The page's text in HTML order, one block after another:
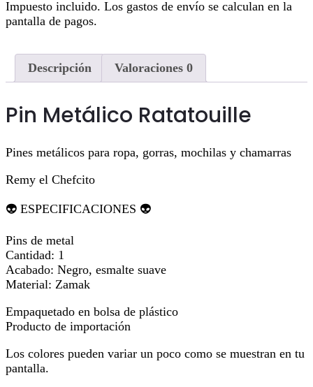
Impuesto incluido. Los gastos de envío se calculan en la
pantalla de pagos.
Descripción Valoraciones 0
Pin Metálico Ratatouille
Pines metálicos para ropa, gorras, mochilas y chamarras
Remy el Chefcito
👽 ESPECIFICACIONES 👽
Pins de metal
Cantidad: 1
Acabado: Negro, esmalte suave
Material: Zamak
Empaquetado en bolsa de plástico
Producto de importación
Los colores pueden variar un poco como se muestran en tu
pantalla.